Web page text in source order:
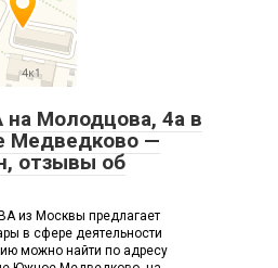
Молодцова, 4а в
Медведково —
отзывы об
из Москвы предлагает
в сфере деятельности
можно найти по адресу